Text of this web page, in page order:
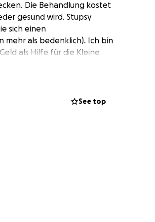
Die Behandlung kostet
gesund wird. Stupsy
sich einen
mehr als bedenklich). Ich bin
als Hilfe für die Kleine
See top